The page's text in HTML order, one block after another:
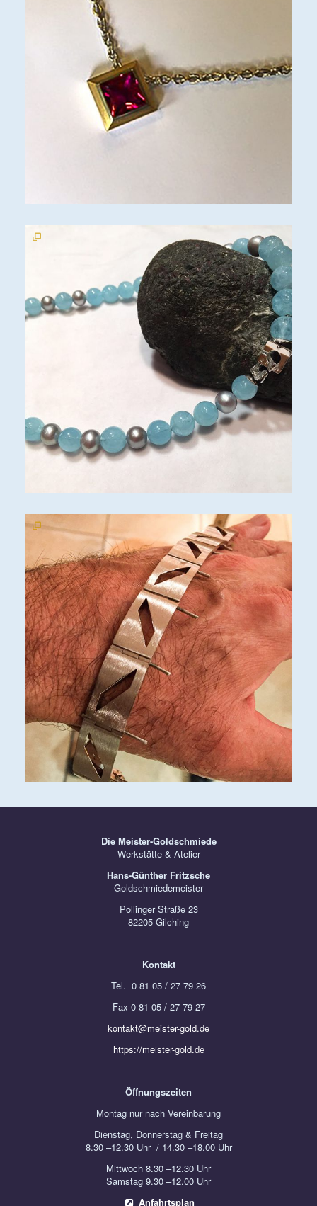
Die Meister-Goldschmiede
Werkstätte & Atelier
Hans-Günther Fritzsche
Goldschmiedemeister
Pollinger Straße 23
82205 Gilching
Kontakt
Tel. 0 81 05 / 27 79 26
Fax 0 81 05 / 27 79 27
kontakt@meister-gold.de
https://meister-gold.de
Öffnungszeiten
Montag nur nach Vereinbarung
Dienstag, Donnerstag & Freitag
8.30 –12.30 Uhr / 14.30 –18.00 Uhr
Mittwoch 8.30 –12.30 Uhr
Samstag 9.30 –12.00 Uhr
Anfahrtsplan